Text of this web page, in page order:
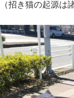
（招き猫の起源は